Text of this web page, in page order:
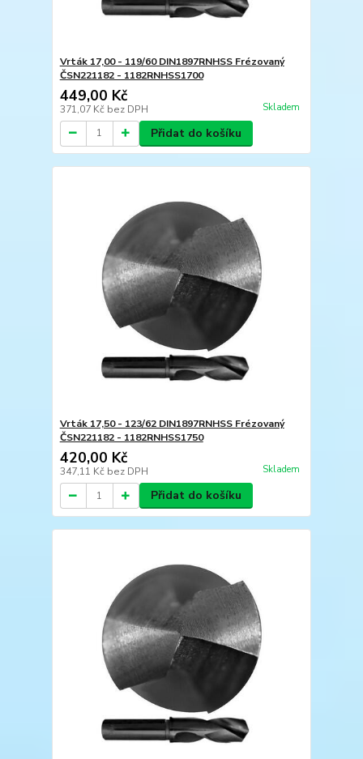
Vrták 17,00 - 119/60 DIN1897RNHSS Frézovaný
ČSN221182 - 1182RNHSS1700
449,00 Kč
371,07 Kč bez DPH Skladem
Přidat do košíku
Vrták 17,50 - 123/62 DIN1897RNHSS Frézovaný
ČSN221182 - 1182RNHSS1750
420,00 Kč
347,11 Kč bez DPH Skladem
Přidat do košíku